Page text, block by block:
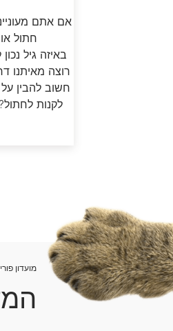
אם אתם
חתול
באיזה גיל
רוצה מאיתנו
חשוב להבין
לקנות
מועדון